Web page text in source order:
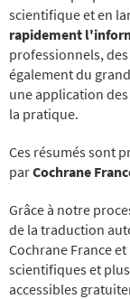
scientifique et en
rapidement
professionnels,
également du
une application
la pratique.
Ces résumés sont
parCochrane
Grâce à notre
de la traduction
Cochrane France
scientifiques et
accessibles